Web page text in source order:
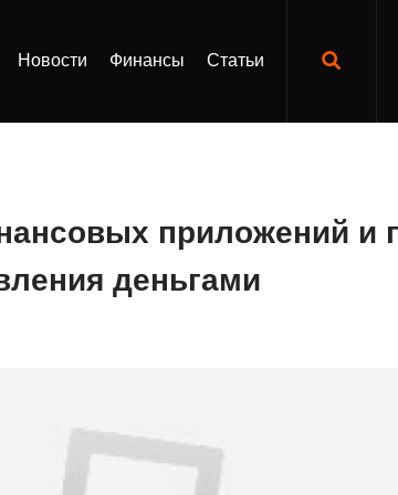
Новости Финансы Статьи
приложений и
деньгами